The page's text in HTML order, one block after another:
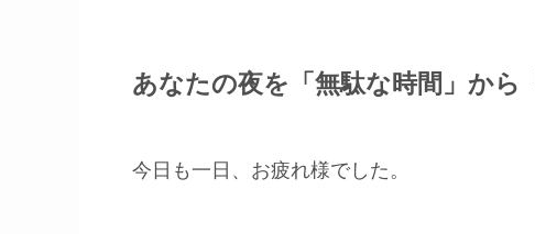
あなたの夜を「無駄な時間」から
今日も一日、お疲れ様でした。